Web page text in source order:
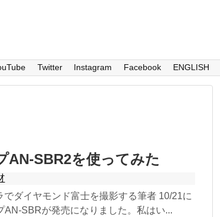
Twitter Instagram Facebook ENGLISH
AN-SBR2を使ってみた
ダイヤモンド富士を撮影する筆者 10/21に
AN-SBRが発売になりました。私はい...